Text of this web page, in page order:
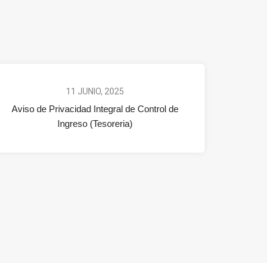
11 JUNIO, 2025
Aviso de Privacidad Integral de Control de
Ingreso (Tesoreria)